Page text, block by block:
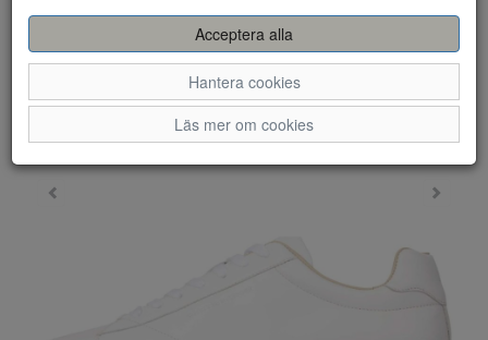
Acceptera alla
Hantera cookies
Läs mer om cookies